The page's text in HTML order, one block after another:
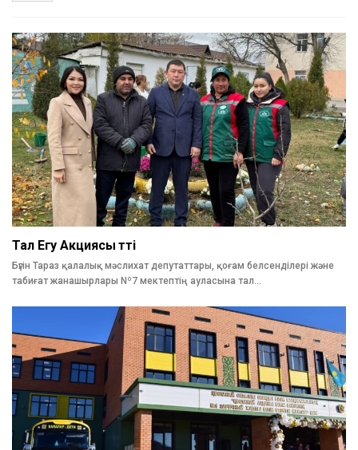
Тал Егу Акциясы Өтті
Бүгін Тараз қалалық мәслихат депутаттары, қоғам белсенділері және
табиғат жанашырлары Nº7 мектептің ауласына тал…